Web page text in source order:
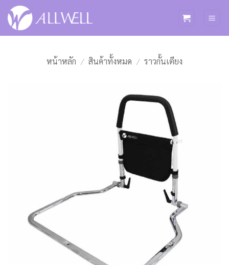
ข้าม
ไป
หน้าหลัก / สินค้าทั้งหมด / ราวกั้นเตียง